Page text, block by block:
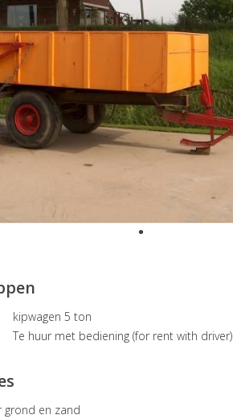
kipwagen 5 ton
Te huur met bediening (for rent with driver)
grond en zand